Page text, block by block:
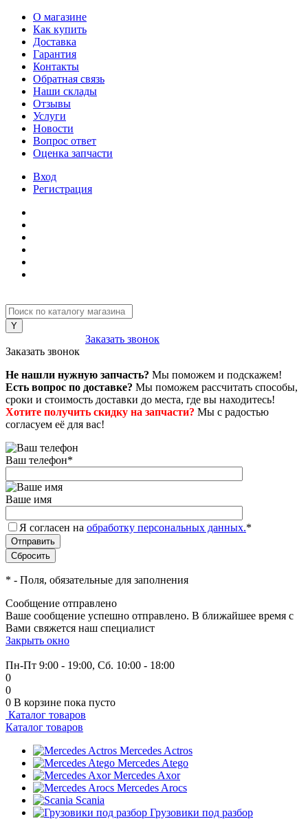
О магазине
Как купить
Доставка
Гарантия
Контакты
Обратная связь
Наши склады
Отзывы
Услуги
Новости
Вопрос ответ
Оценка запчасти
Вход
Регистрация
Заказать звонок
Заказать звонок
Не нашли нужную запчасть? Мы поможем и подскажем!
Есть вопрос по доставке? Мы поможем рассчитать способы,
сроки и стоимость доставки до места, где вы находитесь!
Хотите получить скидку на запчасти? Мы с радостью
согласуем её для вас!
Ваш телефон*
Ваше имя
Я согласен на обработку персональных данных.*
* - Поля, обязательные для заполнения
Сообщение отправлено
Ваше сообщение успешно отправлено. В ближайшее время с
Вами свяжется наш специалист
Закрыть окно
Пн-Пт 9:00 - 19:00, Сб. 10:00 - 18:00
0
0
0 В корзине пока пусто
Каталог товаров
Каталог товаров
Mercedes Actros
Mercedes Atego
Mercedes Axor
Mercedes Arocs
Scania
Грузовики под разбор